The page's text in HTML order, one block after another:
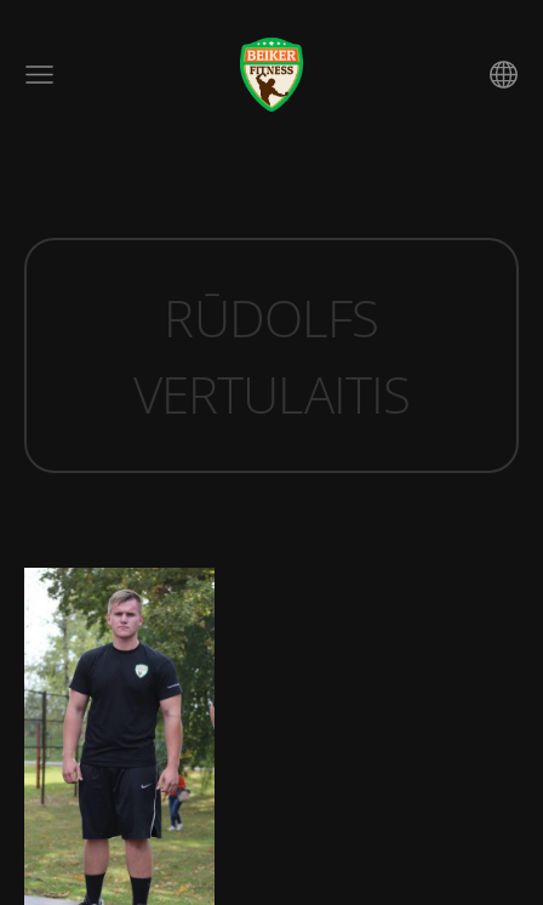
RŪDOLFS
VERTULAITIS